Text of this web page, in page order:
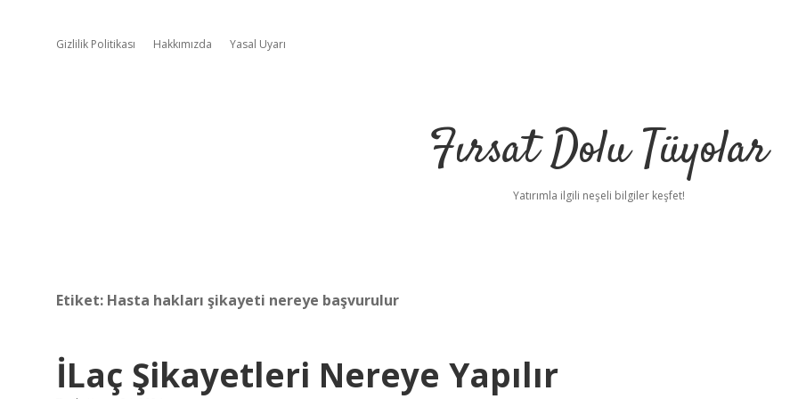
Gizlilik Politikası Hakkımızda Yasal Uyarı
Fırsat Dolu Tüyolar
Yatırımla ilgili neşeli bilgiler keşfet!
Etiket: Hasta hakları şikayeti nereye başvurulur
İLaç Şikayetleri Nereye Yapılır